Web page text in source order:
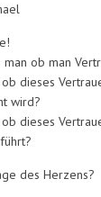
ob man
dieses
wird?
dieses
des Herzens?